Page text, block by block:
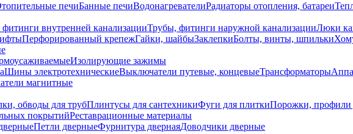
печиБанные печиВодонагревателиРадиаторы отопления, батареи
внутренней канализацииТрубы, фитинги наружной канализацииЛюки
Перфорированный крепежГайки, шайбыЗаклепкиБолты, винты, шпильки
Изолирующие зажимы
Шины электротехническиеВыключатели путевые, концевыеТрансформаторы
магнитные
обводы для трубПлинтусы для сантехникиФуги для плиткиПорожки, профили
покрытийРеставрационные материалы
Петли дверныеФурнитура двернаяДоводчики дверные